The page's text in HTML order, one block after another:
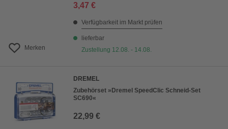
Merken
3,47 €
Verfügbarkeit im Markt prüfen
lieferbar
Zustellung 12.08. - 14.08.
DREMEL
Zubehörset »Dremel SpeedClic Schneid-Set
SC690«
22,99 €